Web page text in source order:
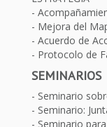
Mejora del
Acuerdo de
Protocolo de
SEMINARIOS
Seminario
Seminario:
Seminario